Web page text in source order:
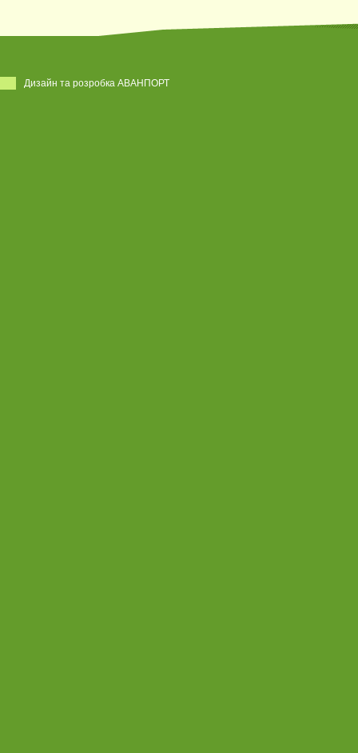
Дизайн та розробка АВАНПОРТ